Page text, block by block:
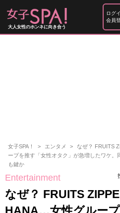
大人女性のホンネに向き合う
ログ
会員
女子SPA！ エンタメ
なぜ？ FRUITS
ープを推す「女性オタク」が急増したワケ。
も鍵か
Entertainment
なぜ？ FRUITS
HANA…女性グルー